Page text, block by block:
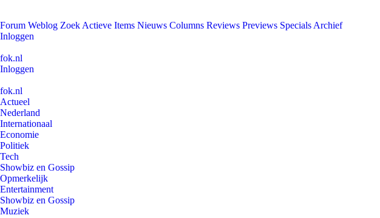
Forum Weblog Zoek Actieve Items Nieuws Columns Reviews Previews Specials Archief
Inloggen
fok.nl
Inloggen
fok.nl
Actueel
Nederland
Internationaal
Economie
Politiek
Tech
Showbiz en Gossip
Opmerkelijk
Entertainment
Showbiz en Gossip
Muziek